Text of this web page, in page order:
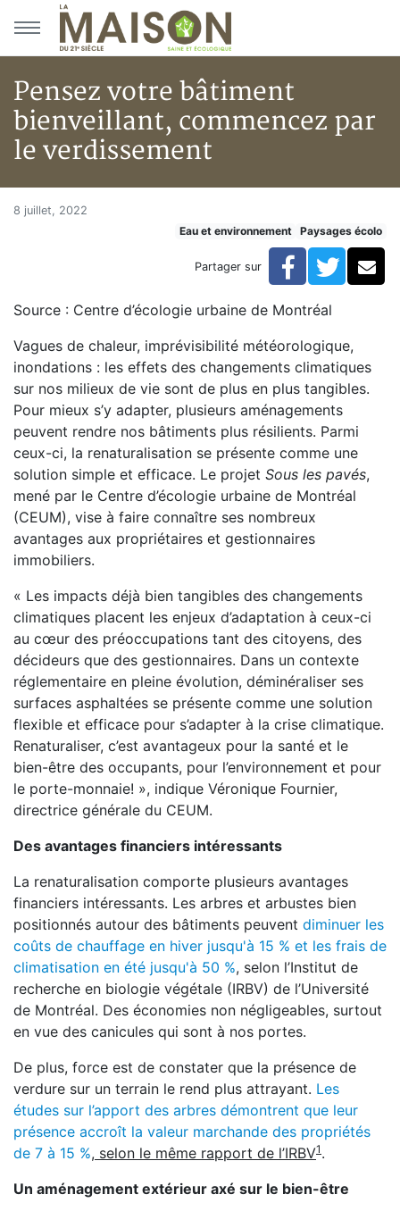
Aller au menu principal
Aller au contenu principal
Pensez votre bâtiment
bienveillant, commencez par
le verdissement
Accueil
Pensez votre bâtiment
8 juillet, 2022
Eau et environnement
Paysages écolo
Partager sur Facebook
Source : Centre d’écologie urbaine de Montréal
Vagues de chaleur, imprévisibilité météorologique,
inondations : les effets des changements climatiques
sur nos milieux de vie sont de plus en plus tangibles.
Pour mieux s’y adapter, plusieurs aménagements
peuvent rendre nos bâtiments plus résilients. Parmi
ceux-ci, la renaturalisation se présente comme une
solution simple et efficace. Le projet Sous les pavés,
mené par le Centre d’écologie urbaine de Montréal
(CEUM), vise à faire connaître ses nombreux
avantages aux propriétaires et gestionnaires
immobiliers.
« Les impacts déjà bien tangibles des changements
climatiques placent les enjeux d’adaptation à ceux-ci
au cœur des préoccupations tant des citoyens, des
décideurs que des gestionnaires. Dans un contexte
réglementaire en pleine évolution, déminéraliser ses
surfaces asphaltées se présente comme une solution
flexible et efficace pour s’adapter à la crise climatique.
Renaturaliser, c’est avantageux pour la santé et le
bien-être des occupants, pour l’environnement et pour
le porte-monnaie! », indique Véronique Fournier,
directrice générale du CEUM.
Des avantages financiers intéressants
La renaturalisation comporte plusieurs avantages
financiers intéressants. Les arbres et arbustes bien
positionnés autour des bâtiments peuvent diminuer les
coûts de chauffage en hiver jusqu'à 15 % et les frais de
climatisation en été jusqu'à 50 %, selon l’Institut de
recherche en biologie végétale (IRBV) de l’Université
de Montréal. Des économies non négligeables, surtout
en vue des canicules qui sont à nos portes.
De plus, force est de constater que la présence de
verdure sur un terrain le rend plus attrayant. Les
études sur l’apport des arbres démontrent que leur
présence accroît la valeur marchande des propriétés
de 7 à 15 %, selon le même rapport de l’IRBV1 .
Un aménagement extérieur axé sur le bien-être